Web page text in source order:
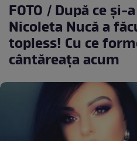
FOTO / După ce și-
Nicoleta Nucă a
topless! Cu ce
cântăreața acum